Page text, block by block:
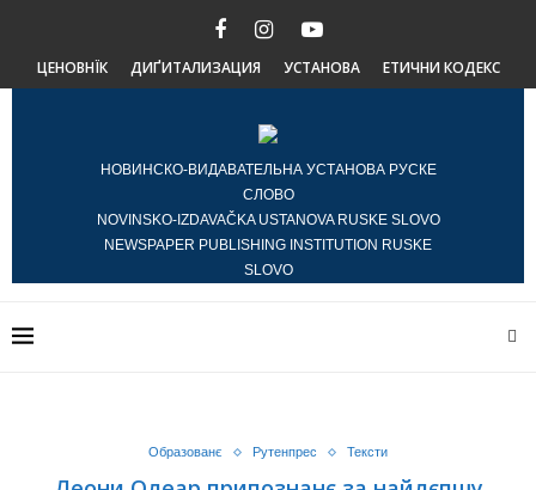
ЦЕНОВНЇК ДИҐИТАЛИЗАЦИЯ УСТАНОВА ЕТИЧНИ КОДЕКС
НОВИНСКО-ВИДАВАТЕЛЬНА УСТАНОВА РУСКЕ
СЛОВО
NOVINSKO-IZDAVAČKA USTANOVA RUSKE SLOVO
NEWSPAPER PUBLISHING INSTITUTION RUSKE
SLOVO
Образованє Рутенпрес Тексти